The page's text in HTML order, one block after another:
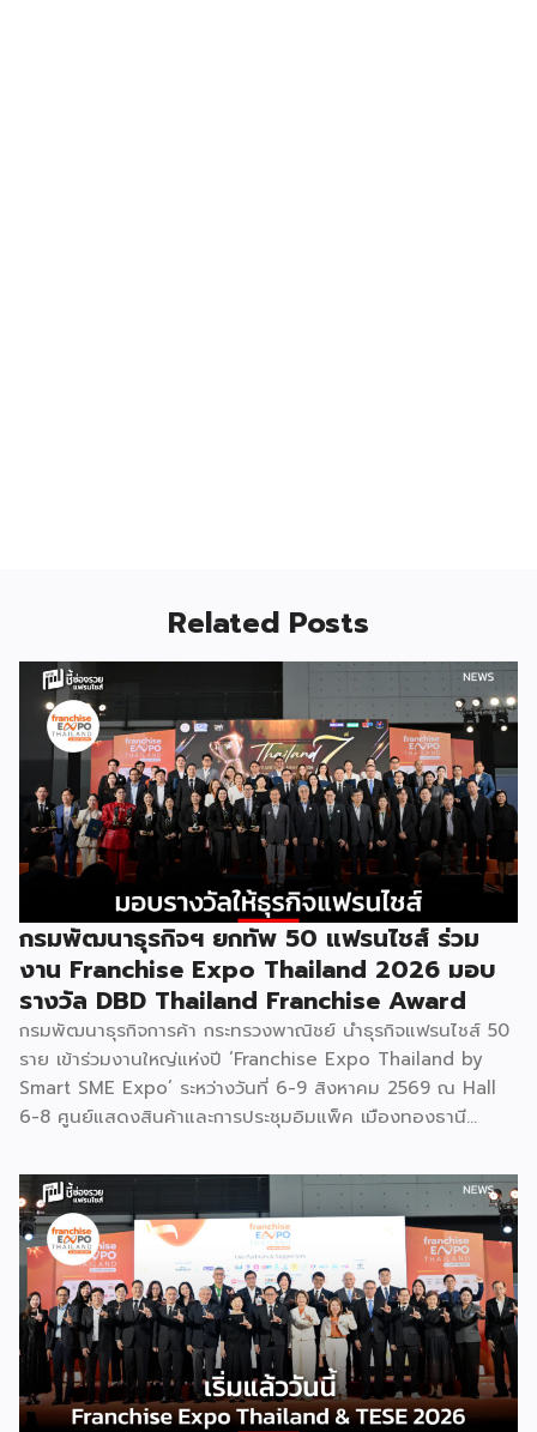
Related Posts
กรมพัฒนาธุรกิจฯ ยกทัพ 50 แฟรนไชส์ ร่วม
งาน Franchise Expo Thailand 2026 มอบ
รางวัล DBD Thailand Franchise Award
กรมพัฒนาธุรกิจการค้า กระทรวงพาณิชย์ นำธุรกิจแฟรนไชส์ 50
ราย เข้าร่วมงานใหญ่แห่งปี ‘Franchise Expo Thailand by
Smart SME Expo’ ระหว่างวันที่ 6-9 สิงหาคม 2569 ณ Hall
6-8 ศูนย์แสดงสินค้าและการประชุมอิมแพ็ค เมืองทองธานี
2026 ให้แก่ผู้ประกอบธุรกิจแฟรนไชส์ที่อยู่ในการส่งเสริมสนับสนุน
ของกรมฯ นายพูนพงษ์ นัยนาภากรณ์ อธิบดีกรมพัฒนาธุรกิจ
การค้า กระทรวงพาณิชย์ เปิดเผยภายหลังเป็นประธานเปิดงาน
“งานแฟรนไชส์ เอ็กซ์โป ไทยแลนด์ บาย สมาร์ท เอสเอ็มอี เอ็กซ์
โป (Franchise Expo Thailand by Smart SME Expo)” ซึ่ง
เป็นงานแสดงธุรกิจแฟรนไชส์ชั้นนำที่จัดขึ้นโดย บริษัท พีเอ็มจี
คอร์ปอเรชัน จำกัด เพื่อยกระดับศักยภาพของผู้ประกอบการและ
เจ้าของธุรกิจที่ต้องการขยายกิจการผ่านระบบแฟรนไชส์ […]